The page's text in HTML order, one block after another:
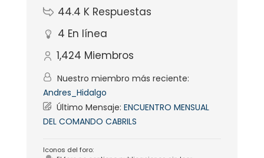
44.4 K Respuestas
4 En línea
1,424 Miembros
Nuestro miembro más reciente:
Andres_Hidalgo
Último Mensaje: ENCUENTRO MENSUAL
DEL COMANDO CABRILS
Iconos del foro: